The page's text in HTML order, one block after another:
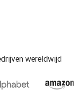
wereldwijd